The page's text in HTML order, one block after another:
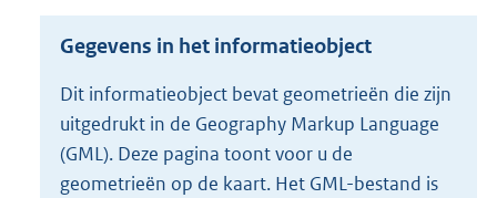
s
r
o
t
t
e
Gegevens in het informatieobject
Dit informatieobject bevat geometrieën die zijn
uitgedrukt in de Geography Markup Language
(GML). Deze pagina toont voor u de
geometrieën op de kaart. Het GML-bestand is